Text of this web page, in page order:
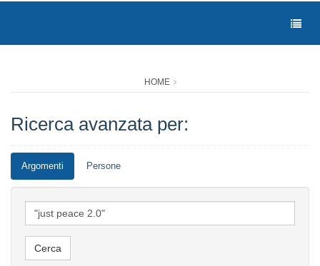
HOME
Ricerca avanzata per:
Argomenti Persone